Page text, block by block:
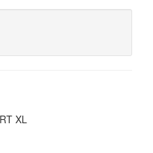
XL